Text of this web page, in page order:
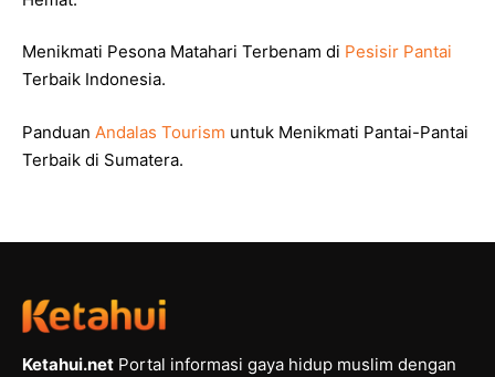
Menikmati Pesona Matahari Terbenam di Pesisir Pantai
Terbaik Indonesia.
Panduan Andalas Tourism untuk Menikmati Pantai-Pantai
Terbaik di Sumatera.
Ketahui.net Portal informasi gaya hidup muslim dengan